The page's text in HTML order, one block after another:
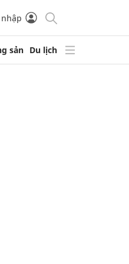
sản Du lịch